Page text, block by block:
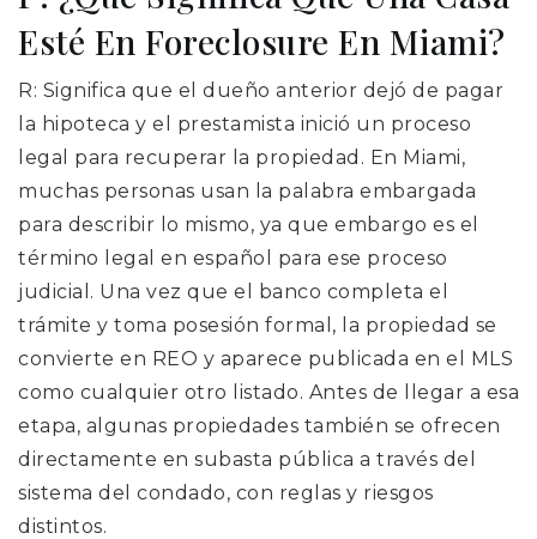
Esté En Foreclosure En Miami?
R: Significa que el dueño anterior dejó de pagar
la hipoteca y el prestamista inició un proceso
legal para recuperar la propiedad. En Miami,
muchas personas usan la palabra embargada
para describir lo mismo, ya que embargo es el
término legal en español para ese proceso
judicial. Una vez que el banco completa el
trámite y toma posesión formal, la propiedad se
convierte en REO y aparece publicada en el MLS
como cualquier otro listado. Antes de llegar a esa
etapa, algunas propiedades también se ofrecen
directamente en subasta pública a través del
sistema del condado, con reglas y riesgos
distintos.